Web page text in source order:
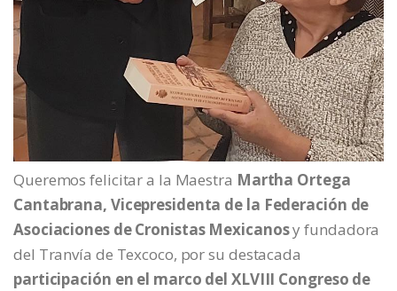
Queremos felicitar a la Maestra Martha Ortega
Cantabrana, Vicepresidenta de la Federación de
Asociaciones de Cronistas Mexicanosy fundadora
del Tranvía de Texcoco, por su destacada
participación en el marco del XLVIII Congreso de